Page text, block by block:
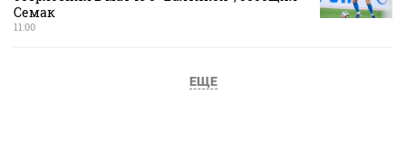
Семак
11:00
ЕЩЕ